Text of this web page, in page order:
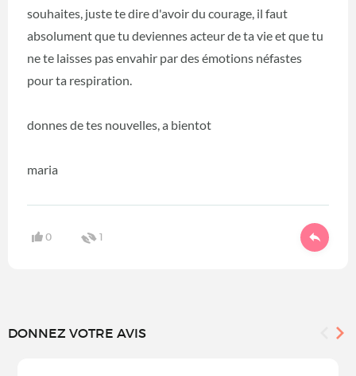
souhaites, juste te dire d'avoir du courage, il faut
absolument que tu deviennes acteur de ta vie et que tu
ne te laisses pas envahir par des émotions néfastes
pour ta respiration.
donnes de tes nouvelles, a bientot
maria
0 1
DONNEZ VOTRE AVIS